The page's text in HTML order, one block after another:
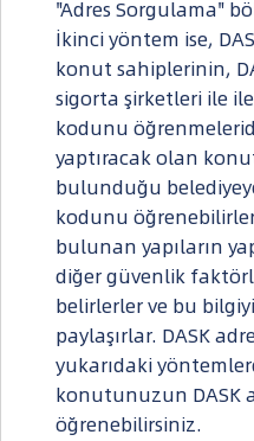
"Adres Sorgulama"
İkinci yöntem ise,
konut sahiplerinin,
sigorta şirketleri ile
kodunu
yaptıracak olan
bulunduğu
kodunu
bulunan yapıların
diğer güvenlik
belirlerler ve bu
paylaşırlar. DASK
yukarıdaki
konutunuzun DASK
öğrenebilirsiniz.